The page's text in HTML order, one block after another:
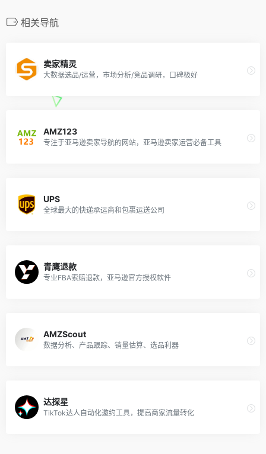
相关导航
卖家精灵
大数据选品/运营，市场分析/竞品调研，口碑极好
AMZ123
专注于亚马逊卖家导航的网站，亚马逊卖家运营必备工具
UPS
全球最大的快递承运商和包裹运送公司
青鹰退款
专业FBA索赔退款，亚马逊官方授权软件
AMZScout
数据分析、产品跟踪、销量估算、选品利器
达探星
TikTok达人自动化邀约工具，提高商家流量转化